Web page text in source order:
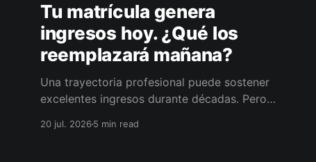
Tu matrícula genera
ingresos hoy. ¿Qué los
reemplazará mañana?
Una trayectoria profesional puede sostener
excelentes ingresos durante décadas. Pero
también pueden hacerlo. La pregunta no es
20 jul. 20265 min read